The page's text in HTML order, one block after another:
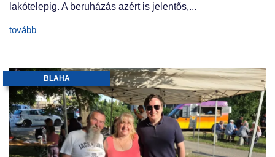
lakótelepig. A beruházás azért is jelentős,...
tovább
BLAHA